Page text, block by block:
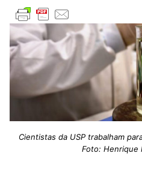
Cientistas da USP trabalham
Foto: Henrique